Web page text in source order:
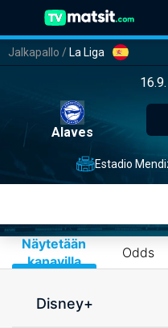
Jalkapallo / La Liga
Alaves
Estadio
Näytetään
kanavilla
Odds
Disney+